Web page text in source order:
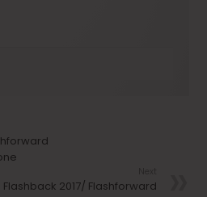
Flashback 2017/ Flashforward